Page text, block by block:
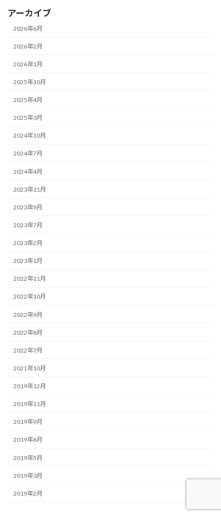
アーカイブ
2026年6月
2026年2月
2026年1月
2025年10月
2025年4月
2025年3月
2024年10月
2024年7月
2024年4月
2023年11月
2023年9月
2023年7月
2023年2月
2023年1月
2022年11月
2022年10月
2022年9月
2022年8月
2022年7月
2021年10月
2019年12月
2019年11月
2019年9月
2019年6月
2019年5月
2019年3月
2019年2月